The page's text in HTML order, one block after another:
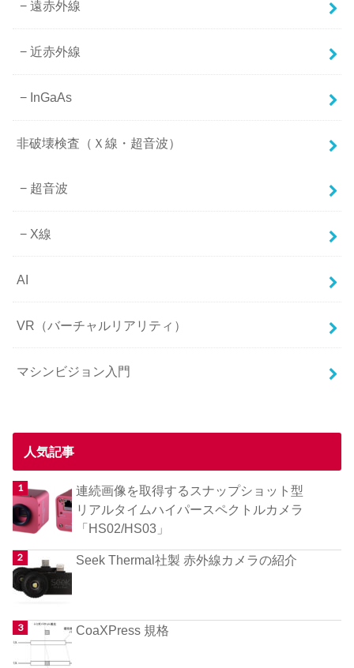
遠赤外線
近赤外線
InGaAs
非破壊検査（Ｘ線・超音波）
超音波
X線
AI
VR（バーチャルリアリティ）
マシンビジョン入門
人気記事
連続画像を取得するスナップショット型
リアルタイムハイパースペクトルカメラ
「HS02/HS03」
Seek Thermal社製 赤外線カメラの紹介
CoaXPress 規格